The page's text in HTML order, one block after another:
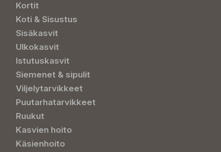
Kortit
Koti & Sisustus
Sisäkasvit
Ulkokasvit
Istutuskasvit
Siemenet & sipulit
Viljelytarvikkeet
Puutarhatarvikkeet
Ruukut
Kasvien hoito
Käsienhoito